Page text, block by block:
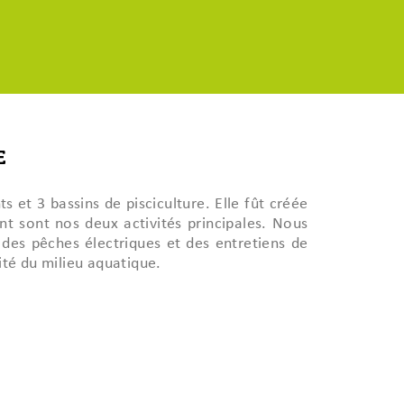
et 3 bassins de pisciculture. Elle fût créée
sont nos deux activités principales. Nous
pêches électriques et des entretiens de
du milieu aquatique.